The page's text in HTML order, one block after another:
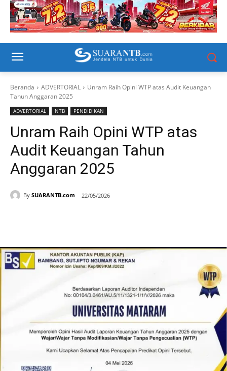
Beranda ADVERTORIAL
Unram Raih Opini WTP atas Audit Keuangan
Tahun Anggaran 2025
ADVERTORIAL NTB PENDIDIKAN
Unram Raih Opini WTP atas
Audit Keuangan Tahun
Anggaran 2025
By SUARANTB.com 22/05/2026